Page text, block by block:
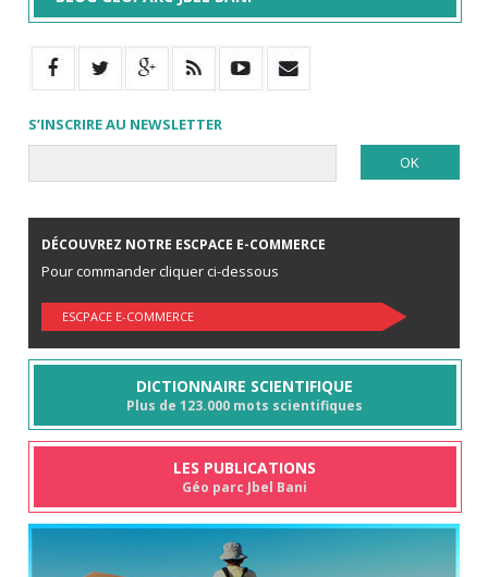
S’INSCRIRE AU NEWSLETTER
DÉCOUVREZ NOTRE ESCPACE E-COMMERCE
Pour commander cliquer ci-dessous
ESCPACE E-COMMERCE
DICTIONNAIRE SCIENTIFIQUE
Plus de 123.000 mots scientifiques
LES PUBLICATIONS
Géo parc Jbel Bani